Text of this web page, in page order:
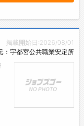
掲載開始日:2026/08/01
：宇都宮公共職業安定所